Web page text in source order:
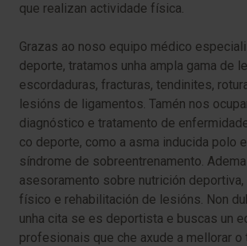
que realizan actividade física.
Grazas ao noso equipo médico
deporte, tratamos unha ampla gama de
escordaduras, fracturas, tendinites,
lesións de ligamentos. Tamén nos
diagnóstico e tratamento de
co deporte, como a asma inducida polo
síndrome de sobreentrenamento.
asesoramento sobre nutrición
físico e rehabilitación de lesións. Non
unha cita se es deportista e buscas un
profesionais que che axude a mellorar o